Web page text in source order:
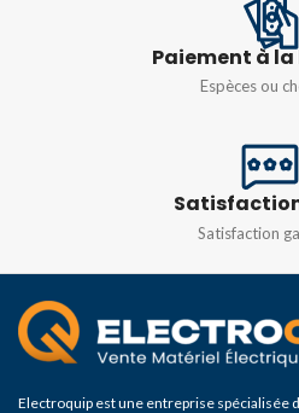
Blanc ,Noir
Paiement à
Espèces ou
Satisfaction
Electroquip est une entreprise spécialisée